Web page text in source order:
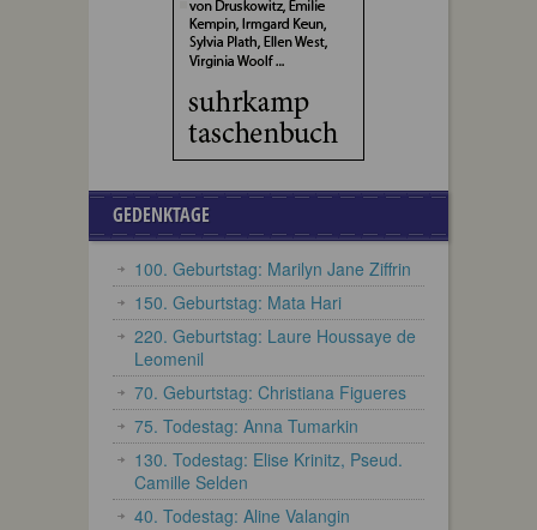
GEDENKTAGE
100. Geburtstag: Marilyn Jane Ziffrin
150. Geburtstag: Mata Hari
220. Geburtstag: Laure Houssaye de
Leomenil
70. Geburtstag: Christiana Figueres
75. Todestag: Anna Tumarkin
130. Todestag: Elise Krinitz, Pseud.
Camille Selden
40. Todestag: Aline Valangin